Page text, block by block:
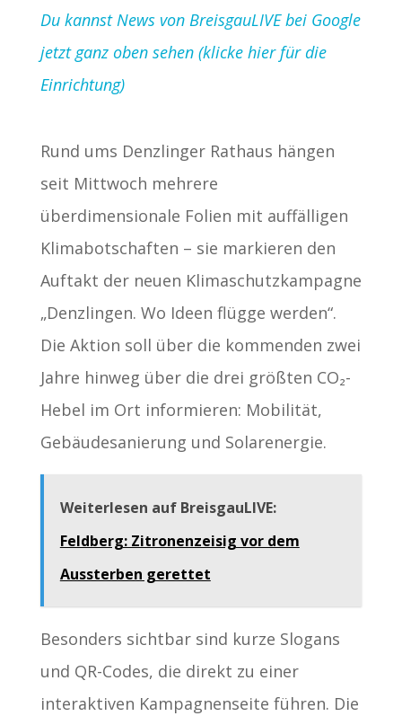
Du kannst News von BreisgauLIVE bei Google
jetzt ganz oben sehen (klicke hier für die
Einrichtung)
Rund ums Denzlinger Rathaus hängen
seit Mittwoch mehrere
überdimensionale Folien mit auffälligen
Klimabotschaften – sie markieren den
Auftakt der neuen Klimaschutzkampagne
„Denzlingen. Wo Ideen flügge werden“.
Die Aktion soll über die kommenden zwei
Jahre hinweg über die drei größten CO₂-
Hebel im Ort informieren: Mobilität,
Gebäudesanierung und Solarenergie.
Weiterlesen auf BreisgauLIVE:
Feldberg: Zitronenzeisig vor dem
Aussterben gerettet
Besonders sichtbar sind kurze Slogans
und QR-Codes, die direkt zu einer
interaktiven Kampagnenseite führen. Die